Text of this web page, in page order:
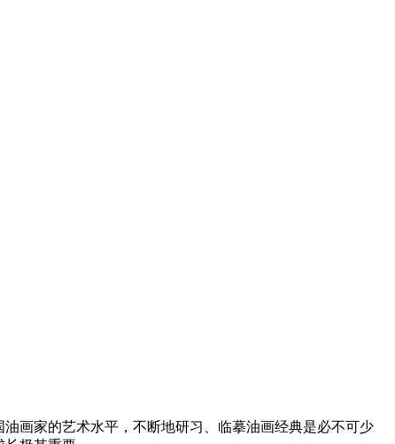
画家的艺术水平，不断地研习、 临摹油画经典是必不可少